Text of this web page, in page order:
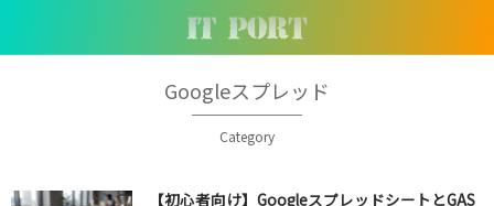
Googleスプレッド
Category
【初心者向け】GoogleスプレッドシートとGAS